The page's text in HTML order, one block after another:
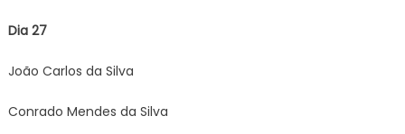
Dia 27
João Carlos da Silva
Conrado Mendes da Silva